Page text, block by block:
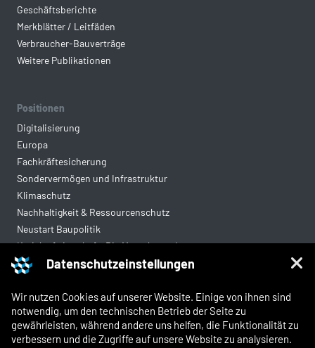
Datenschutzeinstellungen
Wir nutzen Cookies auf unserer Website. Einige von ihnen sind
notwendig, um den technischen Betrieb der Seite zu
gewährleisten, während andere uns helfen, die Funktionalität zu
verbessern und die Zugriffe auf unsere Website zu analysieren.
Geschäftsberichte
Merkblätter / Leitfäden
Verbraucher-Bauverträge
Weitere Publikationen
Positionen
Digitalisierung
Europa
Fachkräftesicherung
Sondervermögen und Infrastruktur
Klimaschutz
Nachhaltigkeit & Ressourcenschutz
Neustart Baupolitik
Kreislaufwirtschaft: Die Mantelverordnung
Mittelstandsgerechte Vergabe
Rechtliches